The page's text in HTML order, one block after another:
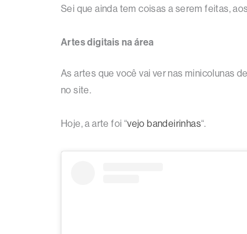
Sei que ainda tem coisas a serem feitas,
Artes digitais na área
As artes que você vai ver nas minicolunas
no site.
Hoje, a arte foi “vejo bandeirinhas“.